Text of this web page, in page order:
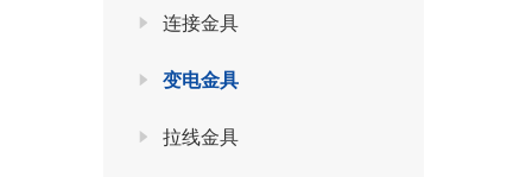
连接金具
变电金具
拉线金具